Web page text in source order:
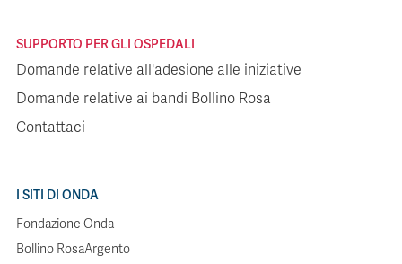
SUPPORTO PER GLI OSPEDALI
Domande relative all'adesione alle iniziative
Domande relative ai bandi Bollino Rosa
Contattaci
I SITI DI ONDA
Fondazione Onda
Bollino RosaArgento